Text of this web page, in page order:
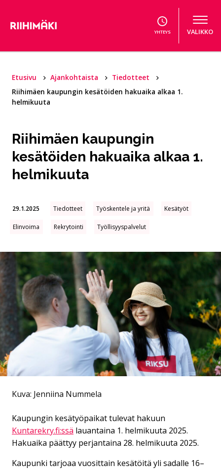
YHTEYS VALIKKO
Etusivu Ajankohtaista
Tiedotteet
Riihimäen kaupungin kesätöiden hakuaika alkaa 1.
helmikuuta
Riihimäen kaupungin
kesätöiden hakuaika alkaa 1.
helmikuuta
29.1.2025 Tiedotteet Työskentele ja yritä Kesätyöt
Elinvoima Rekrytointi Työllisyyspalvelut
Kuva: Jenniina Nummela
Kaupungin kesätyöpaikat tulevat hakuun
Kuntarekry.fi:ssä lauantaina 1. helmikuuta 2025.
Hakuaika päättyy perjantaina 28. helmikuuta 2025.
Kaupunki tarjoaa vuosittain kesätöitä yli sadalle 16–